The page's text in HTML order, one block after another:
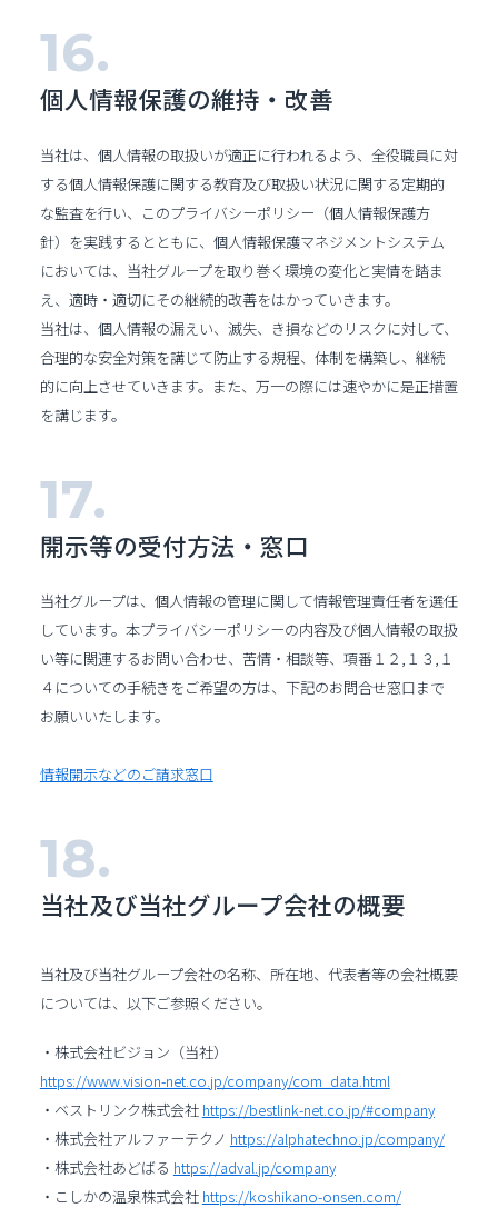
個人情報保護の維持・改善
当社は、個人情報の取扱いが適正に行われるよう、全役職員に対
する個人情報保護に関する教育及び取扱い状況に関する定期的
な監査を行い、このプライバシーポリシー（個人情報保護方
針）を実践するとともに、個人情報保護マネジメントシステム
においては、当社グループを取り巻く環境の変化と実情を踏ま
え、適時・適切にその継続的改善をはかっていきます。
当社は、個人情報の漏えい、滅失、き損などのリスクに対して、
合理的な安全対策を講じて防止する規程、体制を構築し、継続
的に向上させていきます。また、万一の際には速やかに是正措置
を講じます。
開示等の受付方法・窓口
当社グループは、個人情報の管理に関して情報管理責任者を選任
しています。本プライバシーポリシーの内容及び個人情報の取扱
い等に関連するお問い合わせ、苦情・相談等、項番１２,１３,１
４についての手続きをご希望の方は、下記のお問合せ窓口まで
お願いいたします。
情報開示などのご請求窓口
当社及び当社グループ会社の概要
当社及び当社グループ会社の名称、所在地、代表者等の会社概要
については、以下ご参照ください。
・株式会社ビジョン（当社）
https://www.vision-net.co.jp/company/com_data.html
・ベストリンク株式会社 https://bestlink-net.co.jp/#company
・株式会社アルファーテクノ https://alphatechno.jp/company/
・株式会社あどばる https://adval.jp/company
・こしかの温泉株式会社 https://koshikano-onsen.com/